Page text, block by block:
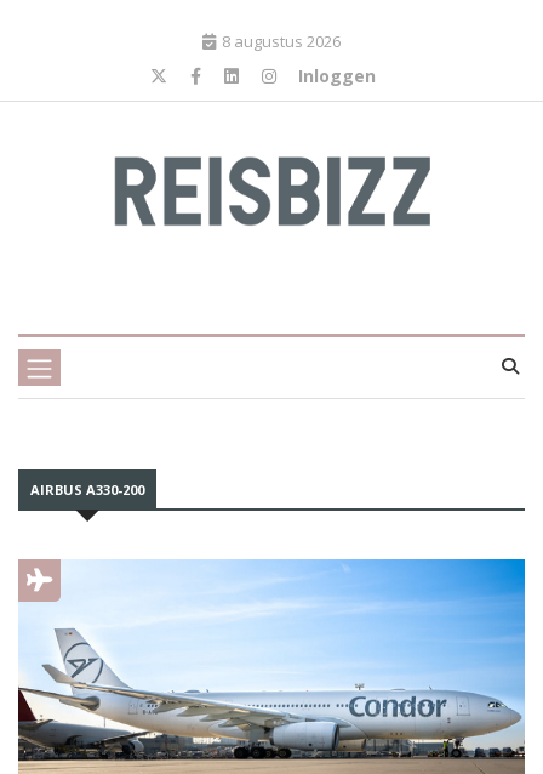
8 augustus 2026
Inloggen
AIRBUS A330-200